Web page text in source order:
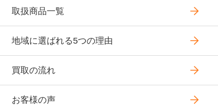
取扱商品一覧
地域に選ばれる5つの理由
買取の流れ
お客様の声